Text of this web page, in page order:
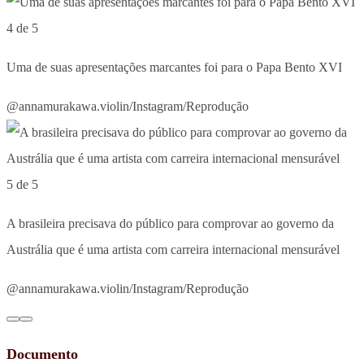
4 de 5
Uma de suas apresentações marcantes foi para o Papa Bento XVI
@annamurakawa.violin/Instagram/Reprodução
5 de 5
A brasileira precisava do público para comprovar ao governo da
Austrália que é uma artista com carreira internacional mensurável
@annamurakawa.violin/Instagram/Reprodução
Documento